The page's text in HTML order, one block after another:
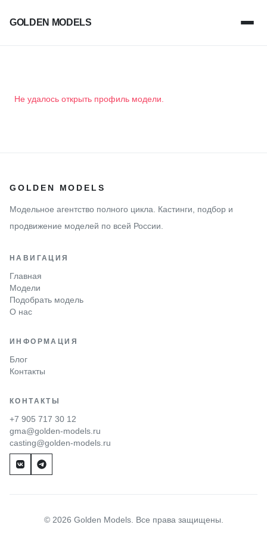
GOLDEN MODELS
Не удалось открыть профиль модели.
GOLDEN MODELS
Модельное агентство полного цикла. Кастинги, подбор и
продвижение моделей по всей России.
НАВИГАЦИЯ
Главная
Модели
Подобрать модель
О нас
ИНФОРМАЦИЯ
Блог
Контакты
КОНТАКТЫ
+7 905 717 30 12
gma@golden-models.ru
casting@golden-models.ru
© 2026 Golden Models. Все права защищены.